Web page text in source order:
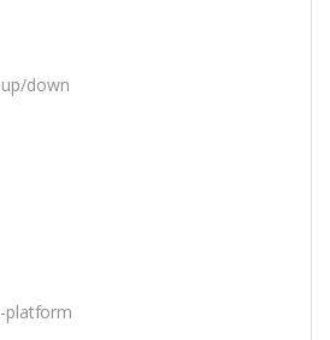
down
platform